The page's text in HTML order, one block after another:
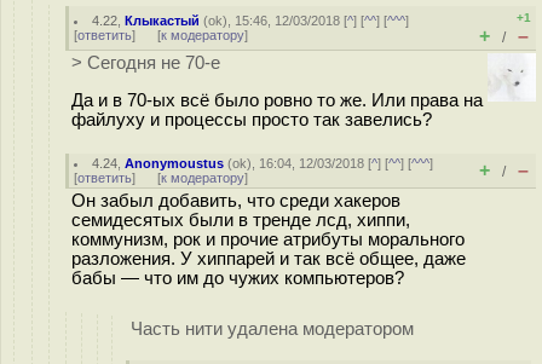
4.22 ,Клыкастый (ok), 15:46, 12/03/2018 [^] [^^] [^^^]
[ответить] [к модератору]
+1
+ / –
> Сегодня не 70-е
Да и в 70-ых всё было ровно то же. Или права на
файлуху и процессы просто так завелись?
4.24 ,Anonymoustus (ok), 16:04, 12/03/2018 [^] [^^] [^^^]
[ответить] [к модератору] + / –
Он забыл добавить, что среди хакеров
семидесятых были в тренде лсд, хиппи,
коммунизм, рок и прочие атрибуты морального
разложения. У хиппарей и так всё общее, даже
бабы — что им до чужих компьютеров?
Часть нити удалена модератором